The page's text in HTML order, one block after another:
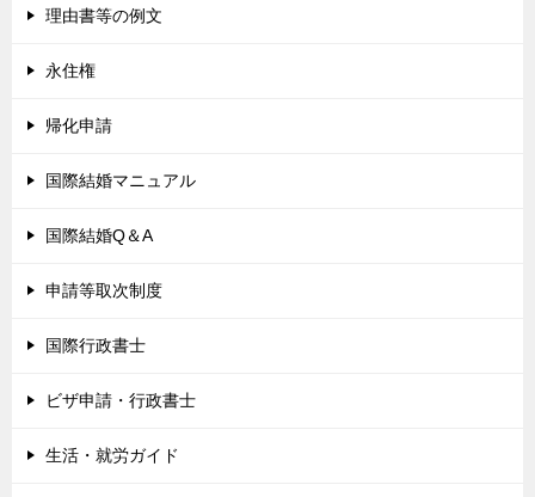
理由書等の例文
永住権
帰化申請
国際結婚マニュアル
国際結婚Q＆A
申請等取次制度
国際行政書士
ビザ申請・行政書士
生活・就労ガイド